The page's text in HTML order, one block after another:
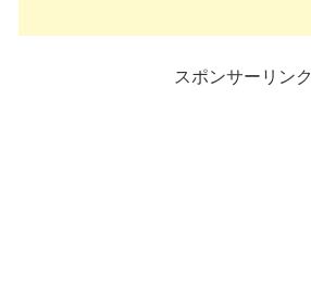
スポンサーリンク